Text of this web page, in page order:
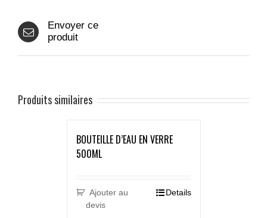
Envoyer ce
produit
Produits similaires
BOUTEILLE D’EAU EN VERRE
500ML
Ajouter au
devis
Details